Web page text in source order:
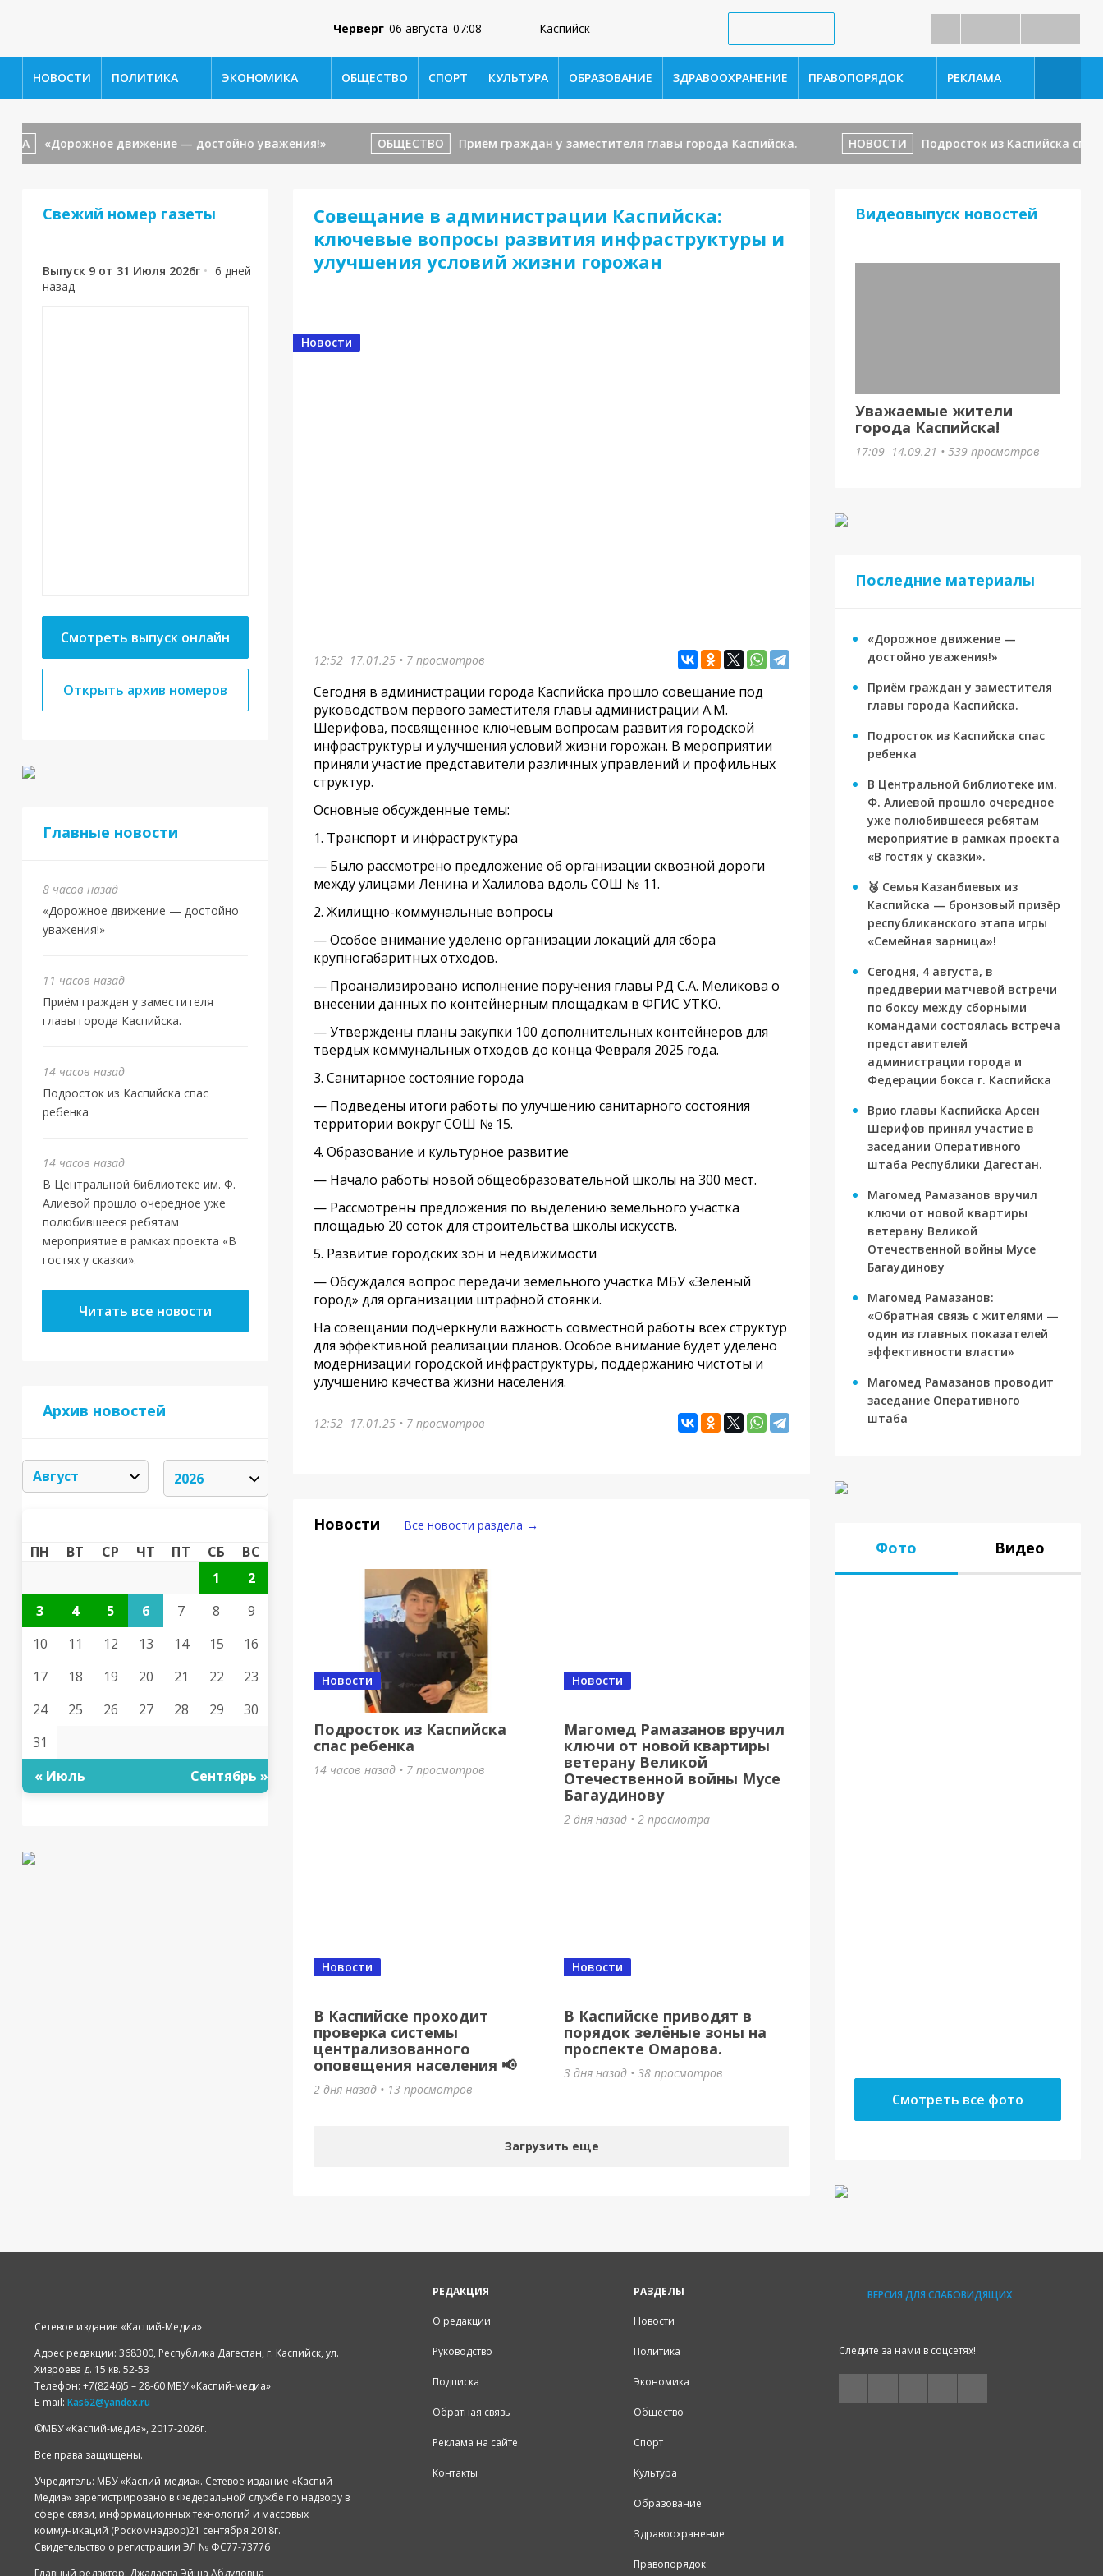
Черверг 06 августа 07:08 Каспийск
НОВОСТИ ПОЛИТИКА ЭКОНОМИКА ОБЩЕСТВО СПОРТ КУЛЬТУРА ОБРАЗОВАНИЕ ЗДРАВООХРАНЕНИЕ ПРАВОПОРЯДОК РЕКЛАМА
«Дорожное движение — достойно уважения!» ОБЩЕСТВО Приём граждан у заместителя главы города Каспийска. НОВОСТИ Подросток из Каспийска спас
Свежий номер газеты
Выпуск 9 от 31 Июля 2026г • 6 дней
назад
Смотреть выпуск онлайн
Открыть архив номеров
Главные новости
8 часов назад
«Дорожное движение — достойно
уважения!»
11 часов назад
Приём граждан у заместителя
главы города Каспийска.
14 часов назад
Подросток из Каспийска спас
ребенка
14 часов назад
В Центральной библиотеке им. Ф.
Алиевой прошло очередное уже
полюбившееся ребятам
мероприятие в рамках проекта «В
гостях у сказки».
Читать все новости
Архив новостей
ПН ВТ СР ЧТ ПТ СБ
ВС
1
2
3
4 5 6 7 8
9
10
11 12 13 14 15
16
17
18 19 20 21 22
23
24
25 26 27 28 29
30
31
« Июль
Сентябрь »
Совещание в администрации Каспийска:
ключевые вопросы развития инфраструктуры и
улучшения условий жизни горожан
Новости
12:52 17.01.25 • 7 просмотров
Сегодня в администрации города Каспийска прошло совещание под
руководством первого заместителя главы администрации А.М.
Шерифова, посвященное ключевым вопросам развития городской
инфраструктуры и улучшения условий жизни горожан. В мероприятии
приняли участие представители различных управлений и профильных
структур.
Основные обсужденные темы:
1. Транспорт и инфраструктура
— Было рассмотрено предложение об организации сквозной дороги
между улицами Ленина и Халилова вдоль СОШ № 11.
2. Жилищно-коммунальные вопросы
— Особое внимание уделено организации локаций для сбора
крупногабаритных отходов.
— Проанализировано исполнение поручения главы РД С.А. Меликова о
внесении данных по контейнерным площадкам в ФГИС УТКО.
— Утверждены планы закупки 100 дополнительных контейнеров для
твердых коммунальных отходов до конца Февраля 2025 года.
3. Санитарное состояние города
— Подведены итоги работы по улучшению санитарного состояния
территории вокруг СОШ № 15.
4. Образование и культурное развитие
— Начало работы новой общеобразовательной школы на 300 мест.
— Рассмотрены предложения по выделению земельного участка
площадью 20 соток для строительства школы искусств.
5. Развитие городских зон и недвижимости
— Обсуждался вопрос передачи земельного участка МБУ «Зеленый
город» для организации штрафной стоянки.
На совещании подчеркнули важность совместной работы всех структур
для эффективной реализации планов. Особое внимание будет уделено
модернизации городской инфраструктуры, поддержанию чистоты и
улучшению качества жизни населения.
12:52 17.01.25 • 7 просмотров
Новости Все новости раздела →
Подросток из Каспийска
спас ребенка
Новости
14 часов назад • 7 просмотров
Магомед Рамазанов вручил
ключи от новой квартиры
ветерану Великой
Отечественной войны Мусе
Багаудинову
Новости
2 дня назад • 2 просмотра
В Каспийске проходит
проверка системы
централизованного
оповещения населения 📢
Новости
2 дня назад • 13 просмотров
В Каспийске приводят в
порядок зелёные зоны на
проспекте Омарова.
Новости
3 дня назад • 38 просмотров
Загрузить еще
Видеовыпуск новостей
Уважаемые жители
города Каспийска!
17:09 14.09.21 • 539 просмотров
Последние материалы
«Дорожное движение —
достойно уважения!»
Приём граждан у заместителя
главы города Каспийска.
Подросток из Каспийска спас
ребенка
В Центральной библиотеке им.
Ф. Алиевой прошло очередное
уже полюбившееся ребятам
мероприятие в рамках проекта
«В гостях у сказки».
🥉 Семья Казанбиевых из
Каспийска — бронзовый призёр
республиканского этапа игры
«Семейная зарница»!
Сегодня, 4 августа, в
преддверии матчевой встречи
по боксу между сборными
командами состоялась встреча
представителей
администрации города и
Федерации бокса г. Каспийска
Врио главы Каспийска Арсен
Шерифов принял участие в
заседании Оперативного
штаба Республики Дагестан.
Магомед Рамазанов вручил
ключи от новой квартиры
ветерану Великой
Отечественной войны Мусе
Багаудинову
Магомед Рамазанов:
«Обратная связь с жителями —
один из главных показателей
эффективности власти»
Магомед Рамазанов проводит
заседание Оперативного
штаба
Фото Видео
Смотреть все фото
Сетевое издание «Каспий-Медиа»
Адрес редакции: 368300, Республика Дагестан, г. Каспийск, ул.
Хизроева д. 15 кв. 52-53
Телефон: +7(8246)5 – 28-60 МБУ «Каспий-медиа»
E-mail: Kas62@yandex.ru
©️МБУ «Каспий-медиа», 2017-2026г.
Все права защищены.
Учредитель: МБУ «Каспий-медиа». Сетевое издание «Каспий-
Медиа» зарегистрировано в Федеральной службе по надзору в
сфере связи, информационных технологий и массовых
коммуникаций (Роскомнадзор)21 сентября 2018г.
Свидетельство о регистрации ЭЛ № ФС77-73776
Главный редактор: Джалаева Эйша Абдуловна
РЕДАКЦИЯ
О редакции
Руководство
Подписка
Обратная связь
Реклама на сайте
Контакты
РАЗДЕЛЫ
Новости
Политика
Экономика
Общество
Спорт
Культура
Образование
Здравоохранение
Правопорядок
ВЕРСИЯ ДЛЯ СЛАБОВИДЯЩИХ
Следите за нами в соцсетях!